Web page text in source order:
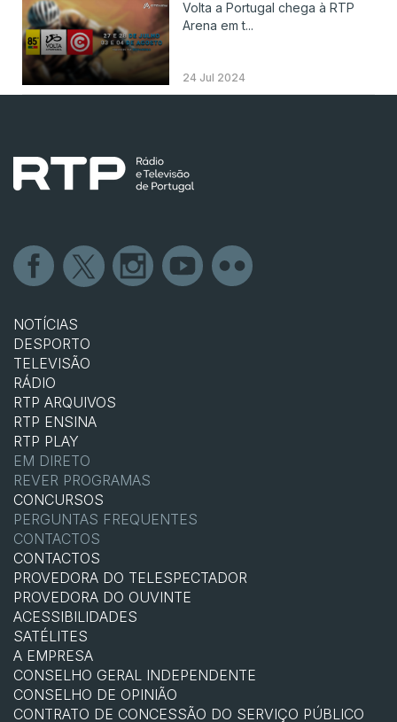
Volta a Portugal chega à RTP
Arena em t...
24 Jul 2024
NOTÍCIAS
DESPORTO
TELEVISÃO
RÁDIO
RTP ARQUIVOS
RTP ENSINA
RTP PLAY
EM DIRETO
REVER PROGRAMAS
CONCURSOS
PERGUNTAS FREQUENTES
CONTACTOS
CONTACTOS
PROVEDORA DO TELESPECTADOR
PROVEDORA DO OUVINTE
ACESSIBILIDADES
SATÉLITES
A EMPRESA
CONSELHO GERAL INDEPENDENTE
CONSELHO DE OPINIÃO
CONTRATO DE CONCESSÃO DO SERVIÇO PÚBLICO